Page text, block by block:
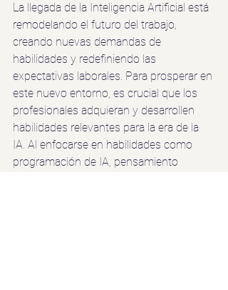
La llegada de la Inteligencia Artificial está
remodelando el futuro del trabajo,
creando nuevas demandas de
habilidades y redefiniendo las
expectativas laborales. Para prosperar en
este nuevo entorno, es crucial que los
profesionales adquieran y desarrollen
habilidades relevantes para la era de la
IA. Al enfocarse en habilidades como
programación de IA, pensamiento